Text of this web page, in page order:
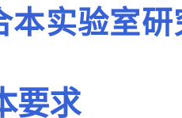
本实验室
要求